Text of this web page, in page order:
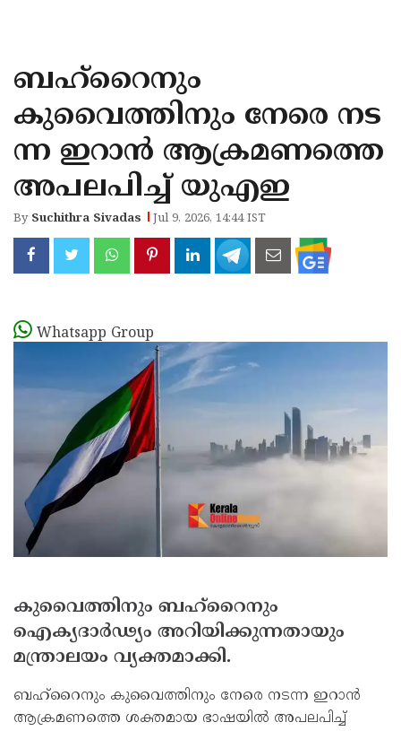
KANNUR
KASARAGOD
ബഹ്‌റൈനും
കുവൈത്തിനും നേരെ നട
ന്ന ഇറാന്‍ ആക്രമണത്തെ
അപലപിച്ച് യുഎഇ
By Suchithra Sivadas Jul 9, 2026, 14:44 IST
Whatsapp Group
കുവൈത്തിനും ബഹ്‌റൈനും
ഐക്യദാര്‍ഢ്യം അറിയിക്കുന്നതായും
മന്ത്രാലയം വ്യക്തമാക്കി.
ബഹ്‌റൈനും കുവൈത്തിനും നേരെ നടന്ന ഇറാന്‍
ആക്രമണത്തെ ശക്തമായ ഭാഷയില്‍ അപലപിച്ച്